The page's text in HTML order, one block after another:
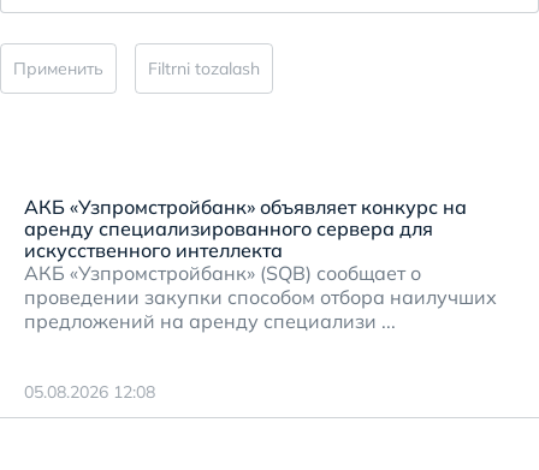
Применить Filtrni tozalash
АКБ «Узпромстройбанк» объявляет конкурс на
аренду специализированного сервера для
искусственного интеллекта
АКБ «Узпромстройбанк» (SQB) сообщает о
проведении закупки способом отбора наилучших
предложений на аренду специализи ...
05.08.2026 12:08